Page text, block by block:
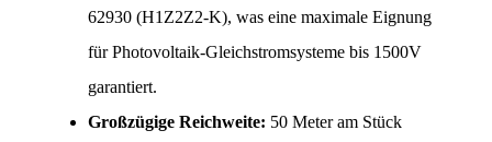
62930 (H1Z2Z2-K), was eine maximale Eignung
für Photovoltaik-Gleichstromsysteme bis 1500V
garantiert.
Großzügige Reichweite: 50 Meter am Stück